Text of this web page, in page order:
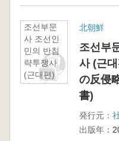
조선부문
사 조선인
민의 반침
략투쟁사
(근대편)
(朝鮮部門
北朝鮮
조선부
사 (근
の反侵
書)
発行元：
出版年：